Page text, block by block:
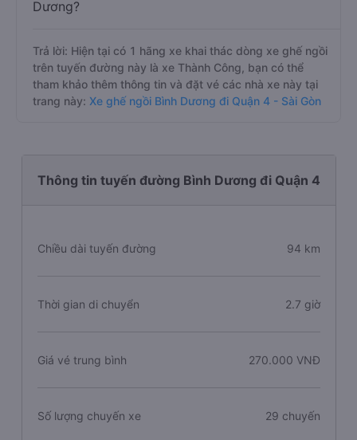
Dương?
Trả lời: Hiện tại có 1 hãng xe khai thác dòng xe ghế ngồi
trên tuyến đường này là xe Thành Công, bạn có thể
tham khảo thêm thông tin và đặt vé các nhà xe này tại
trang này: Xe ghế ngồi Bình Dương đi Quận 4 - Sài Gòn
Thông tin tuyến đường Bình Dương đi Quận 4
Chiều dài tuyến đường 94 km
Thời gian di chuyển 2.7 giờ
Giá vé trung bình 270.000 VNĐ
Số lượng chuyến xe 29 chuyến